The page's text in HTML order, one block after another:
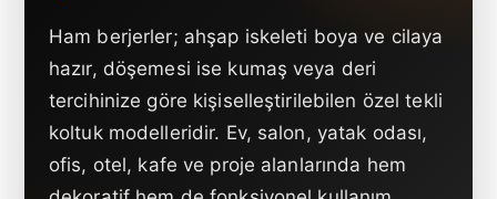
Ham berjerler; ahşap iskeleti boya ve cilaya
hazır, döşemesi ise kumaş veya deri
tercihinize göre kişiselleştirilebilen özel tekli
koltuk modelleridir. Ev, salon, yatak odası,
ofis, otel, kafe ve proje alanlarında hem